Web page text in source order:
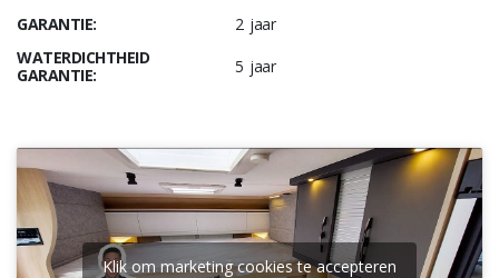
GARANTIE:
2 jaar
WATERDICHTHEID
GARANTIE:
5 jaar
Klik om marketing cookies te accepteren